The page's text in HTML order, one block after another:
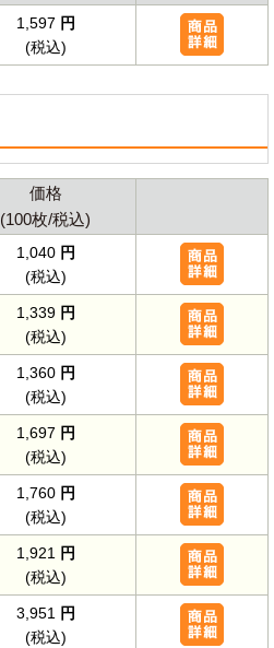
1,597 円
(税込)
価格
(100枚/税込)
1,040 円
(税込)
1,339 円
(税込)
1,360 円
(税込)
1,697 円
(税込)
1,760 円
(税込)
1,921 円
(税込)
3,951 円
(税込)